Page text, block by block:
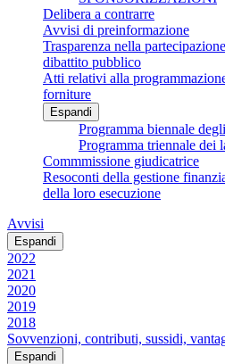
Delibera a contrarre
Avvisi di preinformazione
Trasparenza nella
dibattito pubblico
Atti relativi alla
forniture
Espandi
Programma biennale
Programma triennale dei
Commmissione giudicatrice
Resoconti della gestione
della loro esecuzione
Avvisi
Espandi
2022
2021
2020
2019
2018
Sovvenzioni, contributi, sussidi,
Espandi